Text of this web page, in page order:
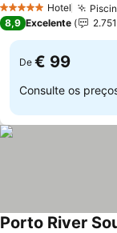
5 Estrelas Hotel
Ver preços
8,9 Excelente 2.751
De € 99
Consulte os
Porto River